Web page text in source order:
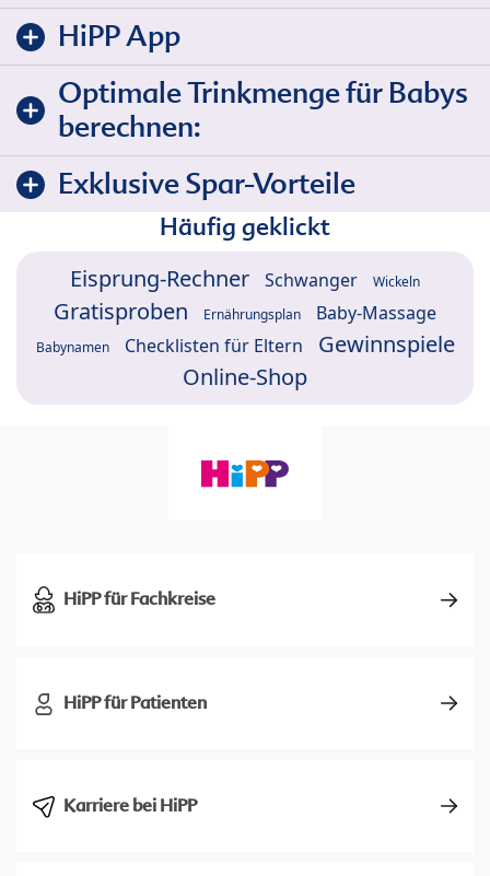
HiPP App
Optimale Trinkmenge für Babys
berechnen:
Exklusive Spar-Vorteile
Häufig geklickt
Eisprung-Rechner Schwanger Wickeln
Gratisproben Ernährungsplan Baby-Massage
Babynamen Checklisten für Eltern
Gewinnspiele
Online-Shop
HiPP für Fachkreise
HiPP für Patienten
Karriere bei HiPP